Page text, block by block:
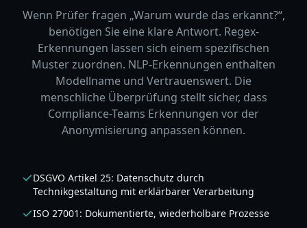
Wenn Prüfer fragen „Warum wurde das erkannt?“,
benötigen Sie eine klare Antwort. Regex-
Erkennungen lassen sich einem spezifischen
Muster zuordnen. NLP-Erkennungen enthalten
Modellname und Vertrauenswert. Die
menschliche Überprüfung stellt sicher, dass
Compliance-Teams Erkennungen vor der
Anonymisierung anpassen können.
DSGVO Artikel 25: Datenschutz durch
Technikgestaltung mit erklärbarer Verarbeitung
ISO 27001: Dokumentierte, wiederholbare Prozesse